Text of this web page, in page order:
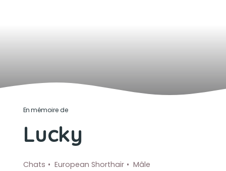
En mémoire de
Lucky
Chats European Shorthair
Mâle